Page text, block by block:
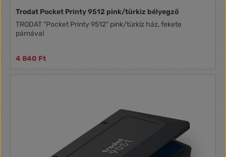
Trodat Pocket Printy 9512 pink/türkiz bélyegző
TRODAT "Pocket Printy 9512" pink/türkíz ház, fekete
párnával
4 840 Ft